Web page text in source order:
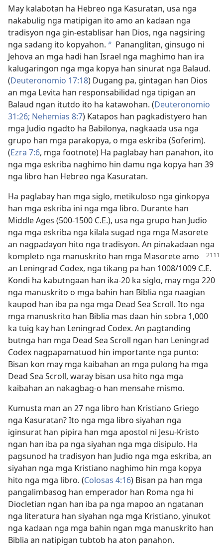
May kalabotan ha Hebreo nga Kasuratan, usa nga
nakabulig nga matipigan ito amo an kadaan nga
tradisyon nga gin-establisar han Dios, nga nagsiring
nga sadang ito kopyahon. b Pananglitan, ginsugo ni
Jehova an mga hadi han Israel nga maghimo han ira
kalugaringon nga mga kopya han sinurat nga Balaud.
(Deuteronomio 17:18) Dugang pa, gintagan han Dios
an mga Levita han responsabilidad nga tipigan an
Balaud ngan itutdo ito ha katawohan. (Deuteronomio
31:26; Nehemias 8:7) Katapos han pagkadistyero han
mga Judio ngadto ha Babilonya, nagkaada usa nga
grupo han mga parakopya, o mga eskriba (Soferim).
(Ezra 7:6, mga footnote) Ha paglabay han panahon, ito
nga mga eskriba naghimo hin damu nga kopya han 39
nga libro han Hebreo nga Kasuratan.
Ha paglabay han mga siglo, metikuloso nga ginkopya
han mga eskriba ini nga mga libro. Durante han
Middle Ages (500-1500 C.E.), usa nga grupo han Judio
nga mga eskriba nga kilala sugad nga mga Masorete
an nagpadayon hito nga tradisyon. An pinakadaan nga
kompleto nga manuskrito han mga Masorete amo
an Leningrad Codex, nga tikang pa han 1008/1009 C.E.
Kondi ha kabutngaan han ika-20 ka siglo, may mga 220
nga manuskrito o mga bahin han Biblia nga naagian
kaupod han iba pa nga mga Dead Sea Scroll. Ito nga
mga manuskrito han Biblia mas daan hin sobra 1,000
ka tuig kay han Leningrad Codex. An pagtanding
butnga han mga Dead Sea Scroll ngan han Leningrad
Codex nagpapamatuod hin importante nga punto:
Bisan kon may mga kaibahan an mga pulong ha mga
Dead Sea Scroll, waray bisan usa hito nga mga
kaibahan an nakagbag-o han mensahe mismo.
Kumusta man an 27 nga libro han Kristiano Griego
nga Kasuratan? Ito nga mga libro siyahan nga
iginsurat han pipira han mga apostol ni Jesu-Kristo
ngan han iba pa nga siyahan nga mga disipulo. Ha
pagsunod ha tradisyon han Judio nga mga eskriba, an
siyahan nga mga Kristiano naghimo hin mga kopya
hito nga mga libro. (Colosas 4:16) Bisan pa han mga
pangalimbasog han emperador han Roma nga hi
Diocletian ngan han iba pa nga mapoo an ngatanan
nga literatura han siyahan nga mga Kristiano, yinukot
nga kadaan nga mga bahin ngan mga manuskrito han
Biblia an natipigan tubtob ha aton panahon.